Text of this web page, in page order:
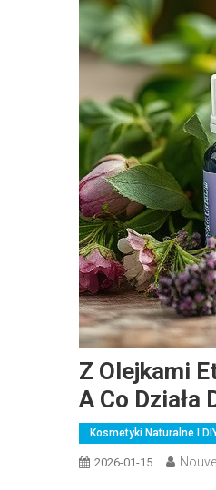
Z Olejkami
A Co Działa
Kosmetyki Naturalne I
2026-01-15